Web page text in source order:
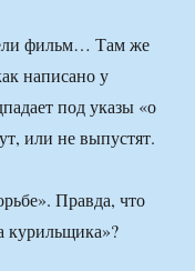
фильм… Там же
написано у
под указы «о
или не выпустят.
Правда, что
курильщика»?